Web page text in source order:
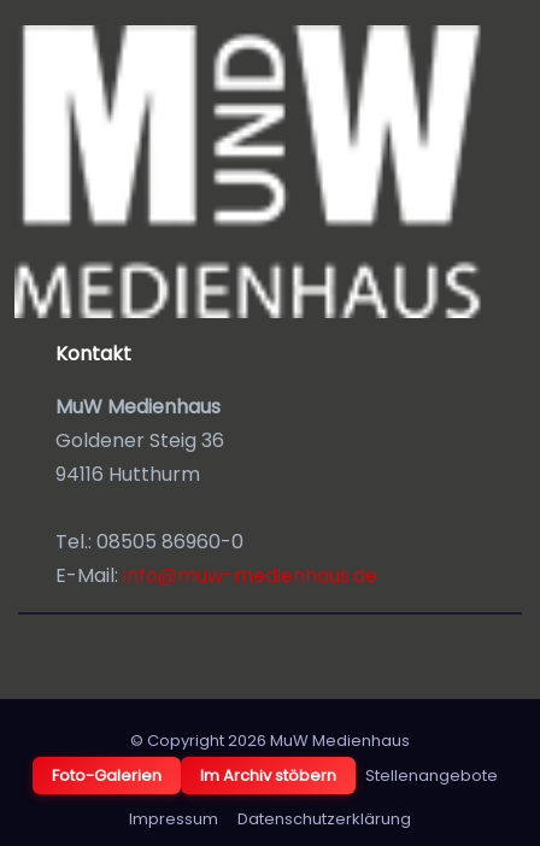
Kontakt
MuW Medienhaus
Goldener Steig 36
94116 Hutthurm
Tel.: 08505 86960-0
E-Mail: info@muw-medienhaus.de
© Copyright 2026 MuW Medienhaus
Foto-Galerien
Im Archiv stöbern
Stellenangebote
Impressum
Datenschutzerklärung